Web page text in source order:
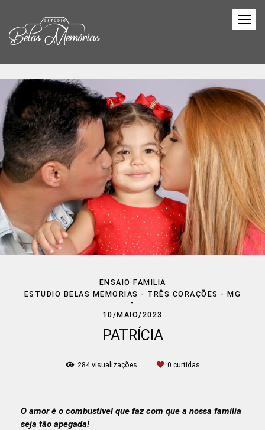
ENSAIO FAMILIA
ESTUDIO BELAS MEMORIAS - TRÊS CORAÇÕES - MG
10/MAIO/2023
PATRÍCIA
284visualizações 0 curtidas
O amor é o combustível que faz com que a nossa família
seja tão apegada!